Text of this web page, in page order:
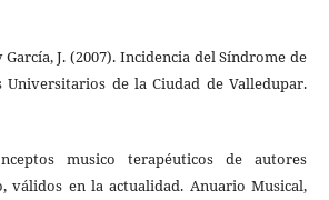
J. (2007). Incidencia del Síndrome de
Universitarios de la Ciudad de Valledupar.
musico terapéuticos de autores
válidos en la actualidad. Anuario Musical,